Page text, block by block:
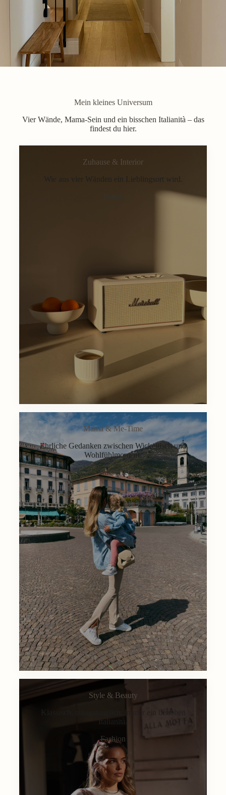
Mein kleines Universum
Vier Wände, Mama-Sein und ein bisschen Italianità – das
findest du hier.
Zuhause & Interior
Wie aus vier Wänden ein Lieblingsort wird.
Mama & Me-Time
Ehrliche Gedanken zwischen Wickeltisch und
Wohlfühlmoment.
Lifestyle
Style & Beauty
Klassisch, alltagstauglich, immer ein bisschen
Italianità.
Fashion